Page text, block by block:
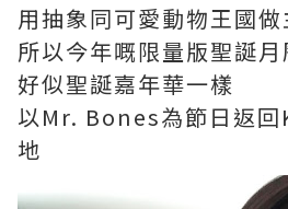
用抽象同可愛動物王國
所以今年嘅限量版聖誕
好似聖誕嘉年華一樣
以Mr. Bones為節日返
地